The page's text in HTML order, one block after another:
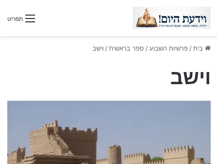
תפריט
בית/ פרשיות השבוע/ ספר בראשית/ וישב
וישב